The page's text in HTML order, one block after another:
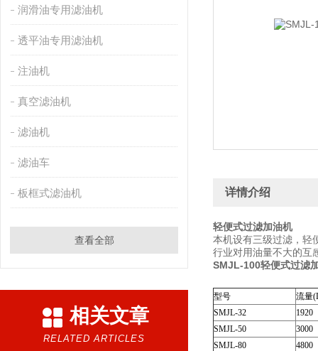
润滑油专用滤油机
透平油专用滤油机
注油机
真空滤油机
滤油机
滤油车
板框式滤油机
查看全部
相关文章
RELATED ARTICLES
详情介绍
轻便式过滤加油机
本机设有三级过滤，轻
行业对用油量不大的互
SMJL-100轻便式过滤
型号
流量
SMJL-32
1920
SMJL-50
3000
SMJL-80
4800